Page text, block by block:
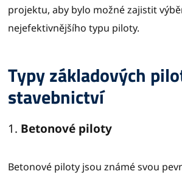
projektu, aby bylo možné zajistit
nejefektivnějšího typu piloty.
Typy základových
stavebnictví
1. Betonové piloty
Betonové piloty jsou známé svou